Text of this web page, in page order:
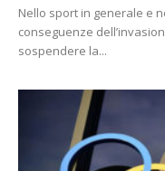
Nello sport in generale e
conseguenze
sospendere la...